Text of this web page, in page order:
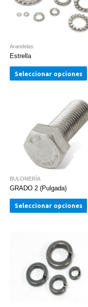
Arandelas
Estrella
Seleccionar opciones
BULONERÍA
GRADO 2 (Pulgada)
Seleccionar opciones